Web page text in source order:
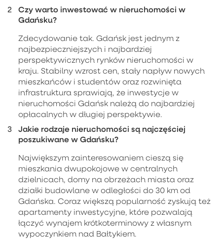
Czy warto inwestować w nieruchomości w
Gdańsku?
Zdecydowanie tak. Gdańsk jest jednym z
najbezpieczniejszych i najbardziej
perspektywicznych rynków nieruchomości w
kraju. Stabilny wzrost cen, stały napływ nowych
mieszkańców i studentów oraz rozwinięta
infrastruktura sprawiają, że inwestycje w
nieruchomości Gdańsk należą do najbardziej
opłacalnych w długiej perspektywie.
Jakie rodzaje nieruchomości są najczęściej
poszukiwane w Gdańsku?
Największym zainteresowaniem cieszą się
mieszkania dwupokojowe w centralnych
dzielnicach, domy na obrzeżach miasta oraz
działki budowlane w odległości do 30 km od
Gdańska. Coraz większą popularność zyskują też
apartamenty inwestycyjne, które pozwalają
łączyć wynajem krótkoterminowy z własnym
wypoczynkiem nad Bałtykiem.